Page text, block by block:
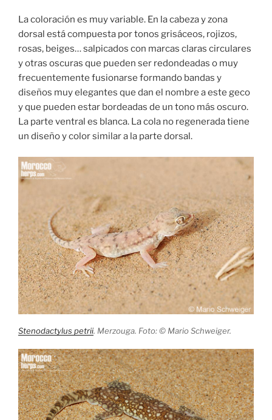
La coloración es muy variable. En la cabeza y zona
dorsal está compuesta por tonos grisáceos, rojizos,
rosas, beiges… salpicados con marcas claras circulares
y otras oscuras que pueden ser redondeadas o muy
frecuentemente fusionarse formando bandas y
diseños muy elegantes que dan el nombre a este geco
y que pueden estar bordeadas de un tono más oscuro.
La parte ventral es blanca. La cola no regenerada tiene
un diseño y color similar a la parte dorsal.
Stenodactylus petrii. Merzouga. Foto: © Mario Schweiger.